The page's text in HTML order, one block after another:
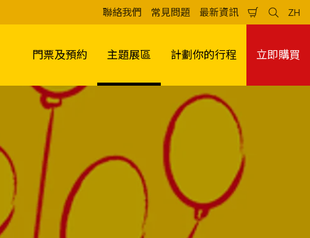
聯絡我們 常見問題 最新資訊
Shopping
Cart
Search
ZH
門票及預約 主題展區 計劃你的行程 立即購買